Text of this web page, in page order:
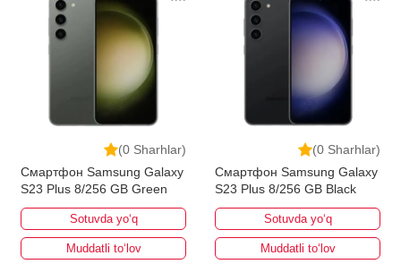
(0 Sharhlar)
Смартфон Samsung Galaxy
S23 Plus 8/256 GB Green
Sotuvda yo‘q
Muddatli to‘lov
(0 Sharhlar)
Смартфон Samsung Galaxy
S23 Plus 8/256 GB Black
Sotuvda yo‘q
Muddatli to‘lov